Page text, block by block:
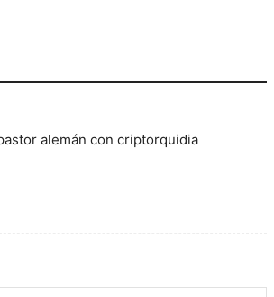
alemán con criptorquidia